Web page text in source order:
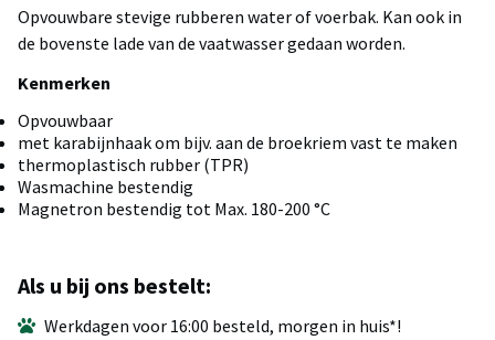
Opvouwbare stevige rubberen water of voerbak. Kan ook in
de bovenste lade van de vaatwasser gedaan worden.
Kenmerken
Opvouwbaar
met karabijnhaak om bijv. aan de broekriem vast te maken
thermoplastisch rubber (TPR)
Wasmachine bestendig
Magnetron bestendig tot Max. 180-200 °C
Als u bij ons bestelt:
Werkdagen voor 16:00 besteld, morgen in huis*!